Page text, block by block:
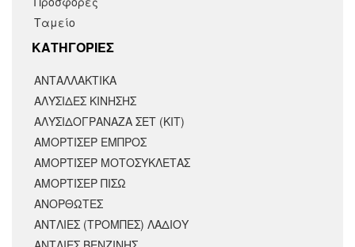
Ταμείο
KΑΤΗΓΟΡΙΕΣ
ΑΝΤΑΛΛΑΚΤΙΚΆ
ΑΛΥΣΙΔΕΣ ΚΙΝΗΣΗΣ
ΑΛΥΣΙΔΟΓΡΑΝΑΖΑ ΣΕΤ (ΚΙΤ)
ΑΜΟΡΤΙΣΕΡ ΕΜΠΡΟΣ
ΑΜΟΡΤΙΣΈΡ ΜΟΤΟΣΥΚΛΈΤΑΣ
ΑΜΟΡΤΙΣΕΡ ΠΙΣΩ
ΑΝΟΡΘΩΤΕΣ
ΑΝΤΛΙΕΣ (ΤΡΟΜΠΕΣ) ΛΑΔΙΟΥ